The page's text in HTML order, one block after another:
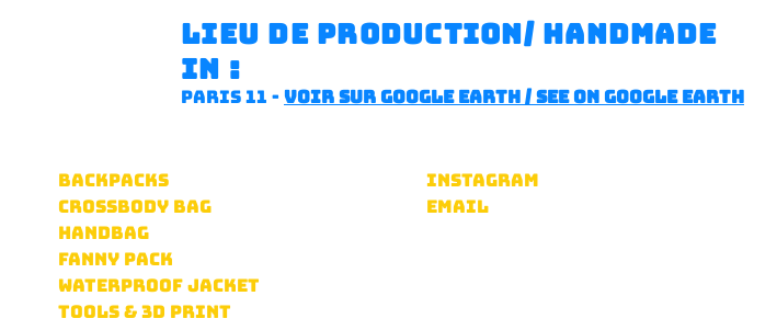
lieu de production/ handmade
in :
paris 11 - voir sur google earth / see on google earth
BACKPACKS
CROSSBODY BAG
HANDBAG
FANNY PACK
WATERPROOF JACKET
TOOLS & 3D PRINT
Instagram
Email